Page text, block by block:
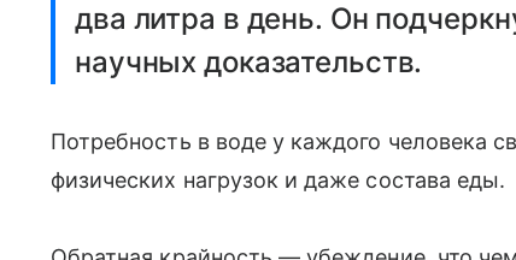
два литра в день. Он
научных доказательств.
Потребность в воде у каждого человека
физических нагрузок и даже состава еды.